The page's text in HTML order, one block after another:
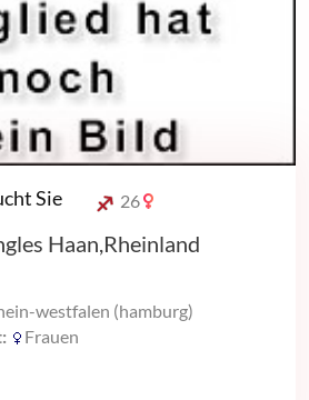
Sie 26
Haan,Rheinland
westfalen (hamburg)
Frauen